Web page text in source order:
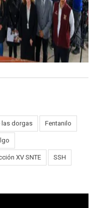
las dorgas Fentanilo
XV SNTE SSH